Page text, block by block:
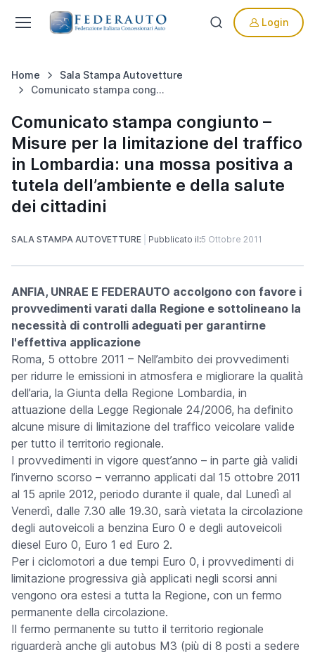
Login
Home
Sala Stampa Autovetture
Comunicato stampa congiunto – Misure per la limitazione del traffico in Lombardia: una mossa positiva a tutela dell’ambiente e della salute dei cittadini
Comunicato stampa congiunto –
Misure per la limitazione del traffico
in Lombardia: una mossa positiva a
tutela dell’ambiente e della salute
dei cittadini
SALA STAMPA AUTOVETTURE Pubblicato il:5 Ottobre 2011
ANFIA, UNRAE E FEDERAUTO accolgono con favore i
provvedimenti varati dalla Regione e sottolineano la
necessità di controlli adeguati per garantirne
l'effettiva applicazione
Roma, 5 ottobre 2011 – Nell’ambito dei provvedimenti
per ridurre le emissioni in atmosfera e migliorare la qualità
dell’aria, la Giunta della Regione Lombardia, in
attuazione della Legge Regionale 24/2006, ha definito
alcune misure di limitazione del traffico veicolare valide
per tutto il territorio regionale.
I provvedimenti in vigore quest’anno – in parte già validi
l’inverno scorso – verranno applicati dal 15 ottobre 2011
al 15 aprile 2012, periodo durante il quale, dal Lunedì al
Venerdì, dalle 7.30 alle 19.30, sarà vietata la circolazione
degli autoveicoli a benzina Euro 0 e degli autoveicoli
diesel Euro 0, Euro 1 ed Euro 2.
Per i ciclomotori a due tempi Euro 0, i provvedimenti di
limitazione progressiva già applicati negli scorsi anni
vengono ora estesi a tutta la Regione, con un fermo
permanente della circolazione.
Il fermo permanente su tutto il territorio regionale
riguarderà anche gli autobus M3 (più di 8 posti a sedere